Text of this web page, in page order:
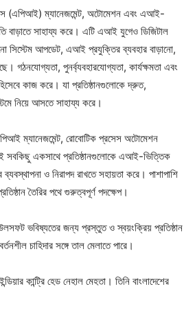
(এপিআই) ম্যানেজমেন্ট, অটোমেশন এবং এআই-
বাড়াতে সাহায্য করে। এটি এআই যুগেও ডিজিটাল
সিস্টেম আপডেট, এআই প্রযুক্তির ব্যবহার বাড়ানো,
গঠনযোগ্যতা, পুনর্ব্যবহারযোগ্যতা, কার্যক্ষমতা এবং
কাজ করে। যা প্রতিষ্ঠানগুলোকে দ্রুত,
নিয়ে আসতে সাহায্য করে।
ম্যানেজমেন্ট, রোবোটিক প্রসেস অটোমেশন
সবকিছু একসাথে প্রতিষ্ঠানগুলোকে এআই-ভিত্তিক
ও নিরাপদ রাখতে সহায়তা করে। পাশাপাশি
তৈরির পথে গুরুত্বপূর্ণ পদক্ষেপ।
ভবিষ্যতের জন্য প্রস্তুত ও স্বয়ংক্রিয় প্রতিষ্ঠান
চাহিদার সঙ্গে তাল মেলাতে পারে।
কান্ট্রি হেড নেহাল মেহতা। তিনি বাংলাদেশের